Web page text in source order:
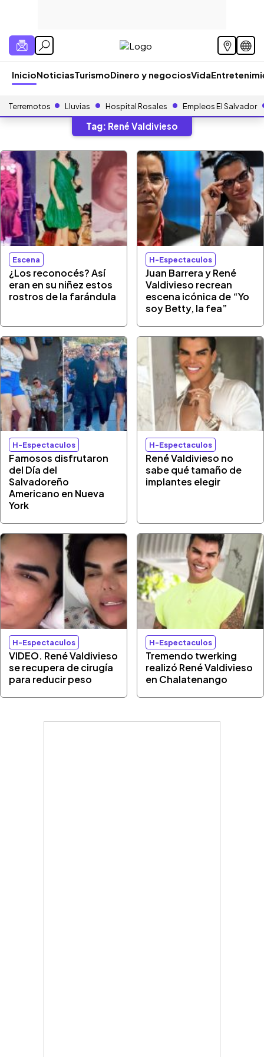
InicioNoticiasTurismoDinero y negociosVida
Terremotos Lluvias Hospital Rosales Empleos El Salvador
Tag: René Valdivieso
Escena
¿Los reconocés? Así
eran en su niñez estos
rostros de la farándula
H-Espectaculos
Juan Barrera y René
Valdivieso recrean
escena icónica de “Yo
soy Betty, la fea”
H-Espectaculos
Famosos disfrutaron
del Día del
Salvadoreño
Americano en Nueva
York
H-Espectaculos
René Valdivieso no
sabe qué tamaño de
implantes elegir
H-Espectaculos
VIDEO. René Valdivieso
se recupera de cirugía
para reducir peso
H-Espectaculos
Tremendo twerking
realizó René Valdivieso
en Chalatenango